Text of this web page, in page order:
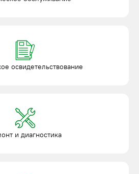
освидетельствование
и диагностика